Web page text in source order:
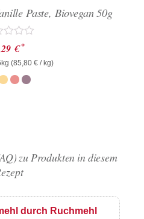
Paste, Biovegan 50g
€ *
(85,80 €/ kg)
zu Produkten in diesem
durch Ruchmehl